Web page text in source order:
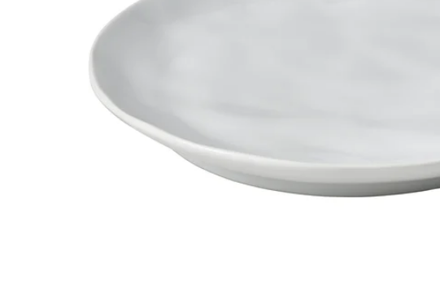
Image zoomed out, normal view